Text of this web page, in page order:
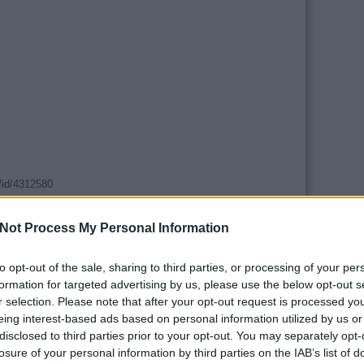
Process My Personal Information
opt-out of the sale, sharing to third parties, or processing of your
for targeted advertising by us, please use the below opt-out
selection. Please note that after your opt-out request is processed
interest-based ads based on personal information utilized by us
to third parties prior to your opt-out. You may separately
of your personal information by third parties on the IAB’s list of
4312580
minősülnek, értük a szolgáltatás technikai üzemeltetője semmilyen felelősséget nem vállal,
a Felhasználási feltételekbenés azadatvédelmi tájékoztatóban.
választásokat, addigra a piacot is elfoglalják. Ott meg
Válasz erre